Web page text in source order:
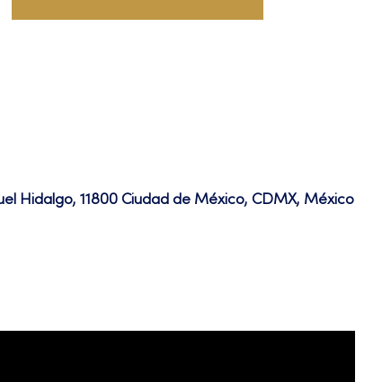
Hidalgo, 11800 Ciudad de México, CDMX, México